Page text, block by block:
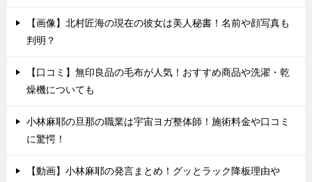
【画像】北村匠海の現在の彼女は美人秘書！名前や顔写真も
判明？
【口コミ】無印良品の毛布が人気！おすすめ商品や洗濯・乾
燥機についても
小林麻耶の旦那の職業は宇宙ヨガ整体師！施術料金や口コミ
に驚愕！
【動画】小林麻耶の発言まとめ！グッとラック降板理由や